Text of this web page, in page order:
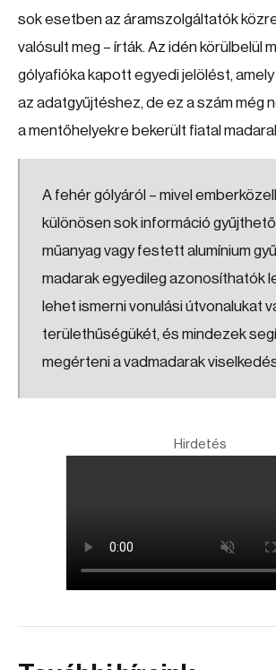
sok esetben az áramszolgáltatók
valósult meg – írták. Az idén körülbelül
gólyafióka kapott egyedi jelölést,
az adatgyűjtéshez, de ez a szám még
a mentőhelyekre bekerült fiatal
A fehér gólyáról – mivel
különösen sok információ
műanyag vagy festett alumínium
madarak egyedileg azonosíthatók
lehet ismerni vonulási útvonalukat
területhűségükét, és mindezek
megérteni a vadmadarak
Hirdetés